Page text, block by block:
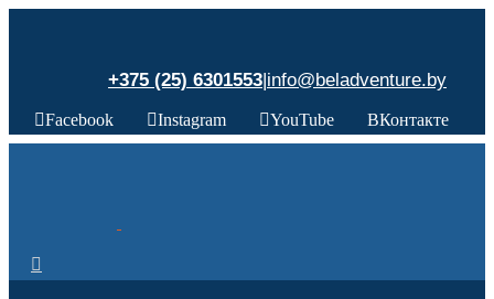
+375 (25) 6301553|info@beladventure.by
Facebook Instagram YouTube ВКонтакте